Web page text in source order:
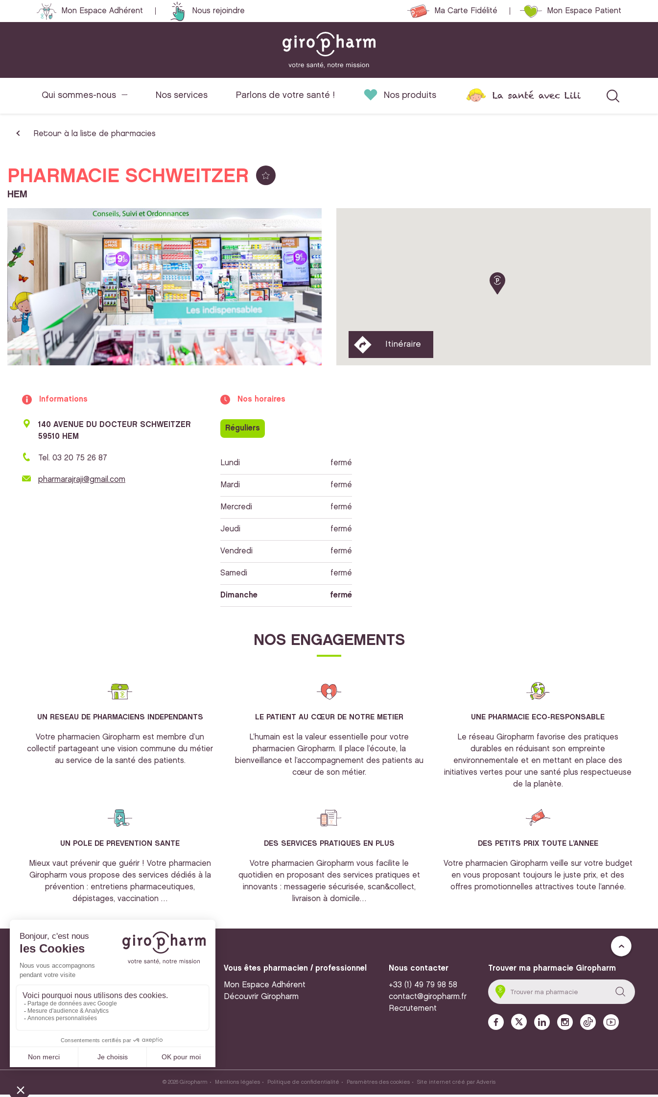
Mon Espace Adhérent Nous rejoindre Ma Carte Fidélité Mon Espace Patient
Qui sommes-nous Nos services Parlons de votre santé ! Nos produits La santé avec Lili
Retour à la liste de pharmacies
PHARMACIE SCHWEITZER
HEM
Itinéraire
Informations
140 AVENUE DU DOCTEUR SCHWEITZER
59510 HEM
Tel. 03 20 75 26 87
pharmarajraji@gmail.com
Nos horaires
Réguliers
Lundi fermé
Mardi fermé
Mercredi fermé
Jeudi fermé
Vendredi fermé
Samedi fermé
Dimanche fermé
NOS ENGAGEMENTS
UN RESEAU DE PHARMACIENS INDEPENDANTS
Votre pharmacien Giropharm est membre d’un
collectif partageant une vision commune du métier
au service de la santé des patients.
LE PATIENT AU CŒUR DE NOTRE METIER
L’humain est la valeur essentielle pour votre
pharmacien Giropharm. Il place l’écoute, la
bienveillance et l’accompagnement des patients au
cœur de son métier.
UNE PHARMACIE ECO-RESPONSABLE
Le réseau Giropharm favorise des pratiques
durables en réduisant son empreinte
environnementale et en mettant en place des
initiatives vertes pour une santé plus respectueuse
de la planète.
UN POLE DE PREVENTION SANTE
Mieux vaut prévenir que guérir ! Votre pharmacien
Giropharm vous propose des services dédiés à la
prévention : entretiens pharmaceutiques,
dépistages, vaccination …
DES SERVICES PRATIQUES EN PLUS
Votre pharmacien Giropharm vous facilite le
quotidien en proposant des services pratiques et
innovants : messagerie sécurisée, scan&collect,
livraison à domicile…
DES PETITS PRIX TOUTE L’ANNEE
Votre pharmacien Giropharm veille sur votre budget
en vous proposant toujours le juste prix, et des
offres promotionnelles attractives toute l’année.
À votre service
Mon Espace Patient
Vous êtes pharmacien / professionnel
Mon Espace Adhérent
Découvrir Giropharm
Nous contacter
+33 (1) 49 79 98 58
contact@giropharm.fr
Recrutement
Trouver ma pharmacie Giropharm
© 2026 Giropharm Mentions légales Politique de confidentialité Paramètres des cookies Site internet créé par Adveris